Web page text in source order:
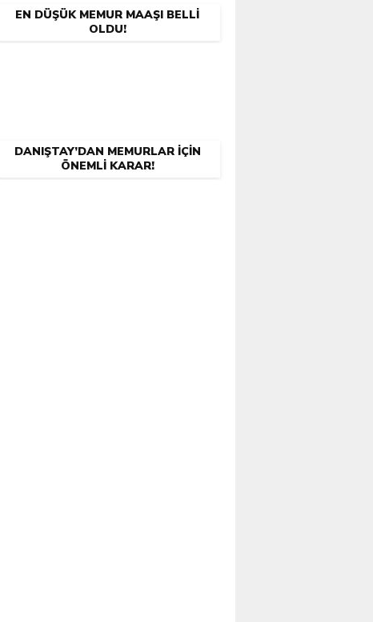
EN DÜŞÜK MEMUR MAAŞI BELLI
OLDU!
DANIŞTAY’DAN MEMURLAR İÇIN
ÖNEMLI KARAR!